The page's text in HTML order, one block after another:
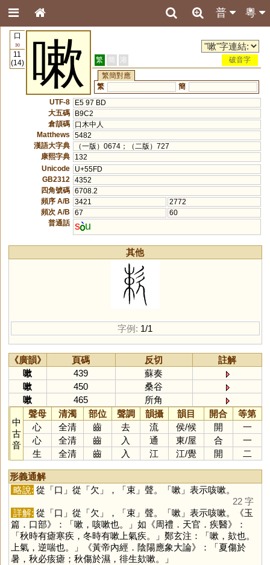
粵
普
口
30
11
(14)
嗽 繁 簡 港
破音字
繁簡對應
繁
簡
UTF-8
E5 97 BD
大五碼
B9C2
倉頡碼
口木中人
Matthews
5482
漢語大字典
（一版）0674；（二版）727
康熙字典
132
Unicode
U+55FD
GB2312
4352
四角號碼 6708.2
頻序 A/B
3421
2772
頻次 A/B
67
60
普通話 s u
其他
字例: 1/1
《廣韻》 頁碼 反切
註解
嗽
439
蘇奏
嗽
450
桑谷
嗽
465 所角
中
古
音
聲母 清濁 部位 聲調 韻攝 韻目 開合
等第
心
全清 齒 去 流 侯/候 開
一
心
全清 齒 入 通 東/屋 合
一
生
全清 齒 入 江 江/覺 開 二
形義通解
略說: 從「口 」從「欠 」，「束 」聲。「嗽 」表示咳嗽。
22 字
詳解: 從「口 」從「欠 」，「束 」聲。「嗽 」表示咳嗽。《玉
篇．口部》：「嗽，咳嗽也。」如《周禮．天官．疾醫》：
「秋時有瘧寒疾，冬時有嗽上氣疾。」鄭玄注：「嗽，欬也。
上氣，逆喘也。」《黃帝內經．陰陽應象大論》：「夏傷於
暑，秋必痎瘧；秋傷於濕，徘生欬嗽。」